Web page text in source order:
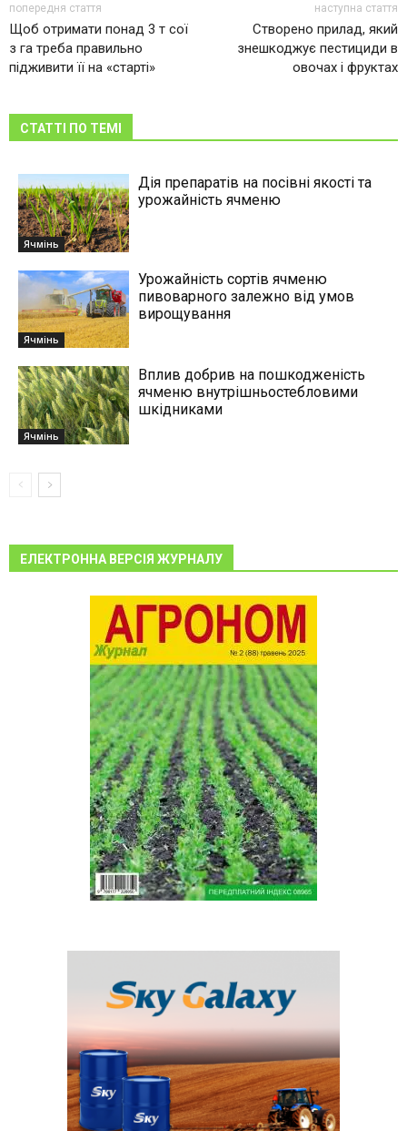
попередня стаття
Щоб отримати понад 3 т сої
з га треба правильно
підживити її на «старті»
наступна стаття
Створено прилад, який
знешкоджує пестициди в
овочах і фруктах
СТАТТІ ПО ТЕМІ
Ячмінь
Дія препаратів на посівні якості та
урожайність ячменю
Ячмінь
Урожайність сортiв ячменю
пивоварного залежно від умов
вирощування
Ячмінь
Вплив добрив на пошкодженість
ячменю внутрішньостебловими
шкідниками
ЕЛЕКТРОННА ВЕРСІЯ ЖУРНАЛУ